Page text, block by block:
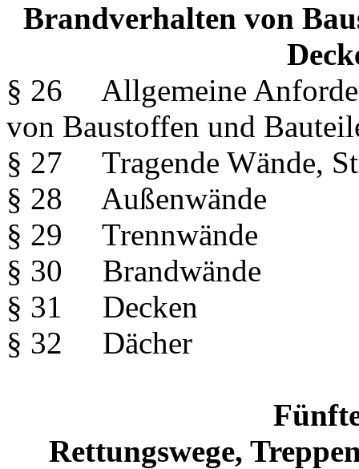
Brandverhalten von
§ 26 Allgemeine
von Baustoffen und
§ 27 Tragende Wände,
§ 28 Außenwände
§ 29 Trennwände
§ 30 Brandwände
§ 31 Decken
§ 32 Dächer
Rettungswege,